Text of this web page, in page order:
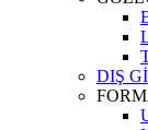
DIŞ